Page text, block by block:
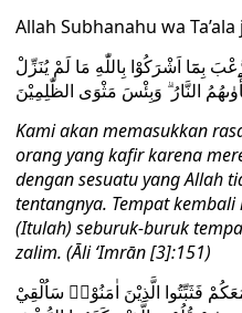
Allah Subhanahu wa
بِمَٓا اَشْرَكُوْا بِاللّٰهِ مَا لَمْ يُنَزِّلْ
النَّارُ ۗ وَبِئْسَ مَثْوَى الظّٰلِمِيْنَ
Kami akan memasukkan
orang yang kafir karena
dengan sesuatu yang Allah
tentangnya. Tempat
(Itulah) seburuk-buruk
zalim. (Āli ‘Imrān [3]:151)
فَثَبِّتُوا الَّذِيْنَ اٰمَنُوْاۗ سَاُلْقِيْ